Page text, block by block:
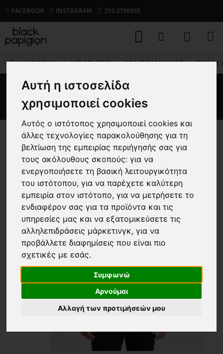
Αυτή η ιστοσελίδα
χρησιμοποιεί cookies
Αυτός ο ιστότοπος χρησιμοποιεί cookies και
άλλες τεχνολογίες παρακολούθησης για τη
βελτίωση της εμπειρίας περιήγησής σας για
τους ακόλουθους σκοπούς:για να
ενεργοποιήσετε τη βασική λειτουργικότητα
του ιστότοπου,για να παρέχετε καλύτερη
εμπειρία στον ιστότοπο,για να μετρήσετε το
ενδιαφέρον σας για τα προϊόντα και τις
υπηρεσίες μας και να εξατομικεύσετε τις
αλληλεπιδράσεις μάρκετινγκ,για να
προβάλλετε διαφημίσεις που είναι πιο
σχετικές με εσάς.
Συμφωνώ
Αρνούμαι
Αλλαγή των προτιμήσεών μου
FACEBOOK INSTAGRAM 210 2795555
ΑΝΔΡΙΚΑ ΜΠΛΟΥΖΕΣ ΚΟΝΤΟΜΑΝΙΚΕΣ T-Shirt
T-Shirt Boss μπεζ